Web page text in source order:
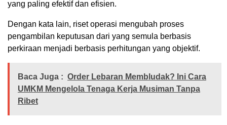
yang paling efektif dan efisien.
Dengan kata lain, riset operasi mengubah proses
pengambilan keputusan dari yang semula berbasis
perkiraan menjadi berbasis perhitungan yang objektif.
Baca Juga : Order Lebaran Membludak? Ini Cara
UMKM Mengelola Tenaga Kerja Musiman Tanpa
Ribet